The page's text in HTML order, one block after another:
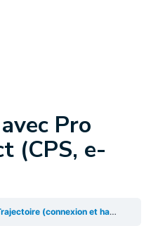
Pro
(CPS, e-
Tout savoir pour accéder à ViaTrajectoire (connexion et habilitations)